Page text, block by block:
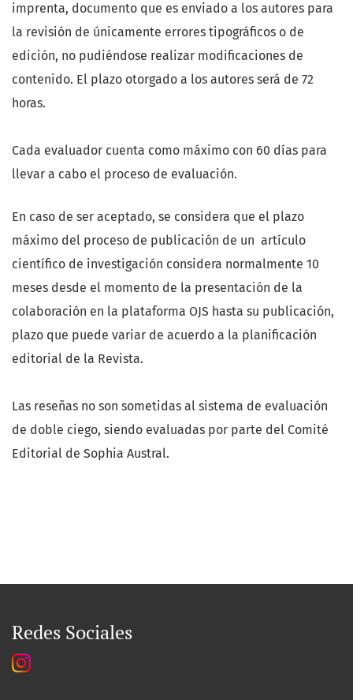
imprenta, documento que es enviado a los autores para
la revisión de únicamente errores tipográficos o de
edición, no pudiéndose realizar modificaciones de
contenido. El plazo otorgado a los autores será de 72
horas.
Cada evaluador cuenta como máximo con 60 días para
llevar a cabo el proceso de evaluación.
En caso de ser aceptado, se considera que el plazo
máximo del proceso de publicación de un artículo
científico de investigación considera normalmente 10
meses desde el momento de la presentación de la
colaboración en la plataforma OJS hasta su publicación,
plazo que puede variar de acuerdo a la planificación
editorial de la Revista.
Las reseñas no son sometidas al sistema de evaluación
de doble ciego, siendo evaluadas por parte del Comité
Editorial de Sophia Austral.
Redes Sociales